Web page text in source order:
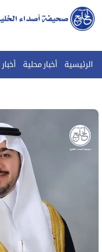
الرئيسية أخبار محلية